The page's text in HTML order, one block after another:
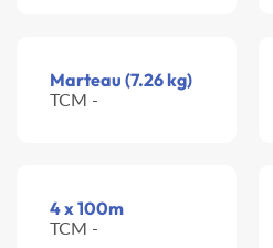
Marteau (7.26 kg)
TCM -
4 x 100m
TCM -